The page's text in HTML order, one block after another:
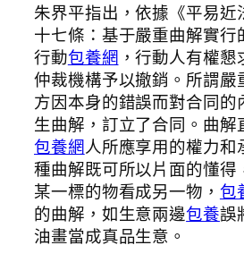
朱界平指出，依據《平易近
十七條：基于嚴重曲解實行
行動包養網 ，行動人有權
仲裁機構予以撤銷。所謂嚴
方因本身的錯誤而對合同的
生曲解，訂立了合同。曲解
包養網人所應享用的權力和
種曲解既可所以片面的懂得
某一標的物看成另一物， 包
的曲解，如生意兩邊包養誤
油畫當成真品生意。